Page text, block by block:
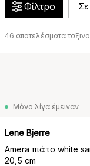
Φίλτρο
46 αποτελέσματα
Μόνο λίγα έμειναν
Lene Bjerre
Amera πιάτο white
20,5 cm